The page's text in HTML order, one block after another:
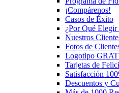
¡Compárenos!
Casos de Éxito
¿Por Qué
Nuestros
Fotos de
Logotipo
Tarjetas de
Satisfacción
Descuentos y